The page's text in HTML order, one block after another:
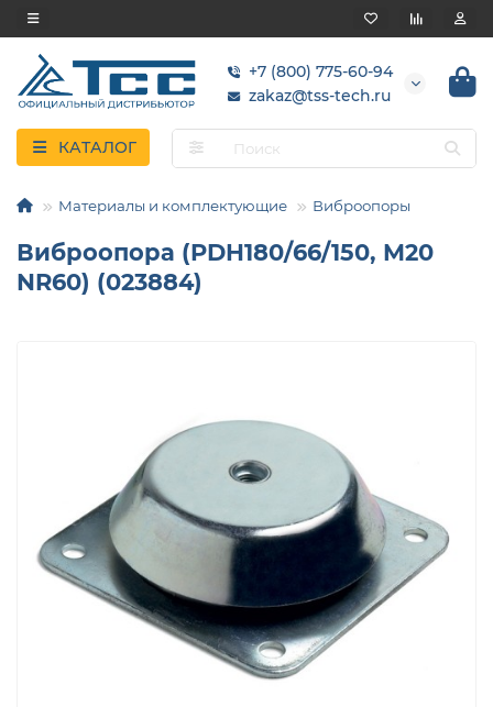
+7 (800) 775-60-94
zakaz@tss-tech.ru
КАТАЛОГ
Материалы и комплектующие Виброопоры
Виброопора (PDH180/66/150, M20
NR60) (023884)